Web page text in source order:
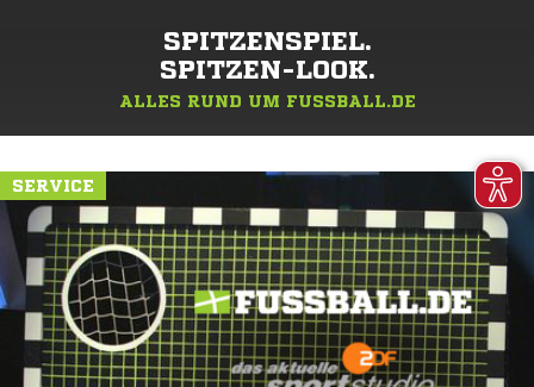
SPITZENSPIEL.
SPITZEN-LOOK.
ALLES RUND UM FUSSBALL.DE
SERVICE